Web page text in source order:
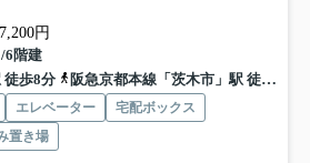
円
6階建
徒歩8分
阪急京都本線「茨木市」駅 徒歩17分
エレベーター
宅配ボックス
置き場